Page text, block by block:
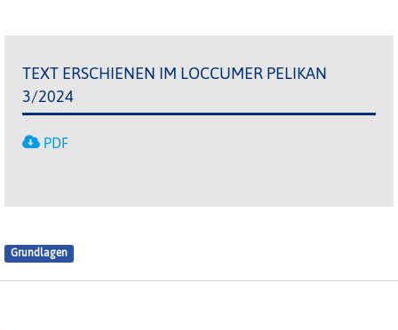
TEXT ERSCHIENEN IM LOCCUMER PELIKAN
3/2024
PDF
Grundlagen